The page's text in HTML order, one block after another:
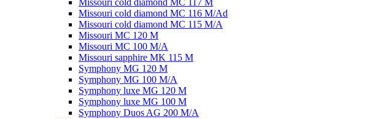
Missouri cold diamond MC 117 M
Missouri cold diamond MC 116 M/Ad
Missouri cold diamond MC 115 M/A
Missouri MC 120 M
Missouri MC 100 M/A
Missouri sapphire MK 115 M
Symphony MG 120 M
Symphony MG 100 M/А
Symphony luxe MG 120 M
Symphony luxe MG 100 M
Symphony Duos AG 200 M/A